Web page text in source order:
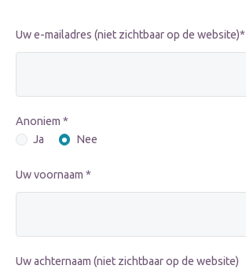
Uw e-mailadres (niet zichtbaar op de website)*
Anoniem *
Ja
Nee
Uw voornaam *
Uw achternaam (niet zichtbaar op de website)